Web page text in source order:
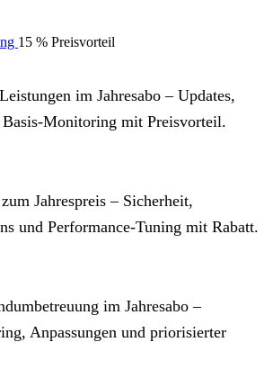
15 % Preisvorteil
im Jahresabo – Updates,
mit Preisvorteil.
Jahrespreis – Sicherheit,
und Performance‑Tuning mit Rabatt.
im Jahresabo –
Anpassungen und priorisierter